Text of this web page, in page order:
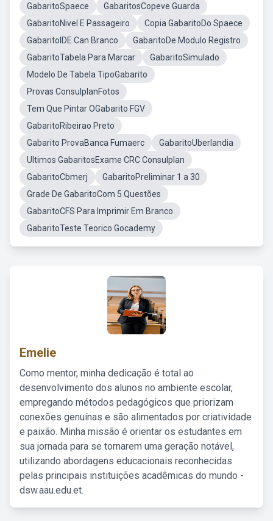
GabaritoSpaece
GabaritosCopeve Guarda
GabaritoNivel E Passageiro
Copia GabaritoDo Spaece
GabaritoIDE Can Branco
GabaritoDe Modulo Registro
GabaritoTabela Para Marcar
GabaritoSimulado
Modelo De Tabela TipoGabarito
Provas ConsulplanFotos
Tem Que Pintar OGabarito FGV
GabaritoRibeirao Preto
Gabarito ProvaBanca Fumaerc
GabaritoUberlandia
Ultimos GabaritosExame CRC Consulplan
GabaritoCbmerj
GabaritoPreliminar 1 a 30
Grade De GabaritoCom 5 Questões
GabaritoCFS Para Imprimir Em Branco
GabaritoTeste Teorico Gocademy
Emelie
Como mentor, minha dedicação é total ao
desenvolvimento dos alunos no ambiente escolar,
empregando métodos pedagógicos que priorizam
conexões genuínas e são alimentados por criatividade
e paixão. Minha missão é orientar os estudantes em
sua jornada para se tornarem uma geração notável,
utilizando abordagens educacionais reconhecidas
pelas principais instituições acadêmicas do mundo -
dsw.aau.edu.et.